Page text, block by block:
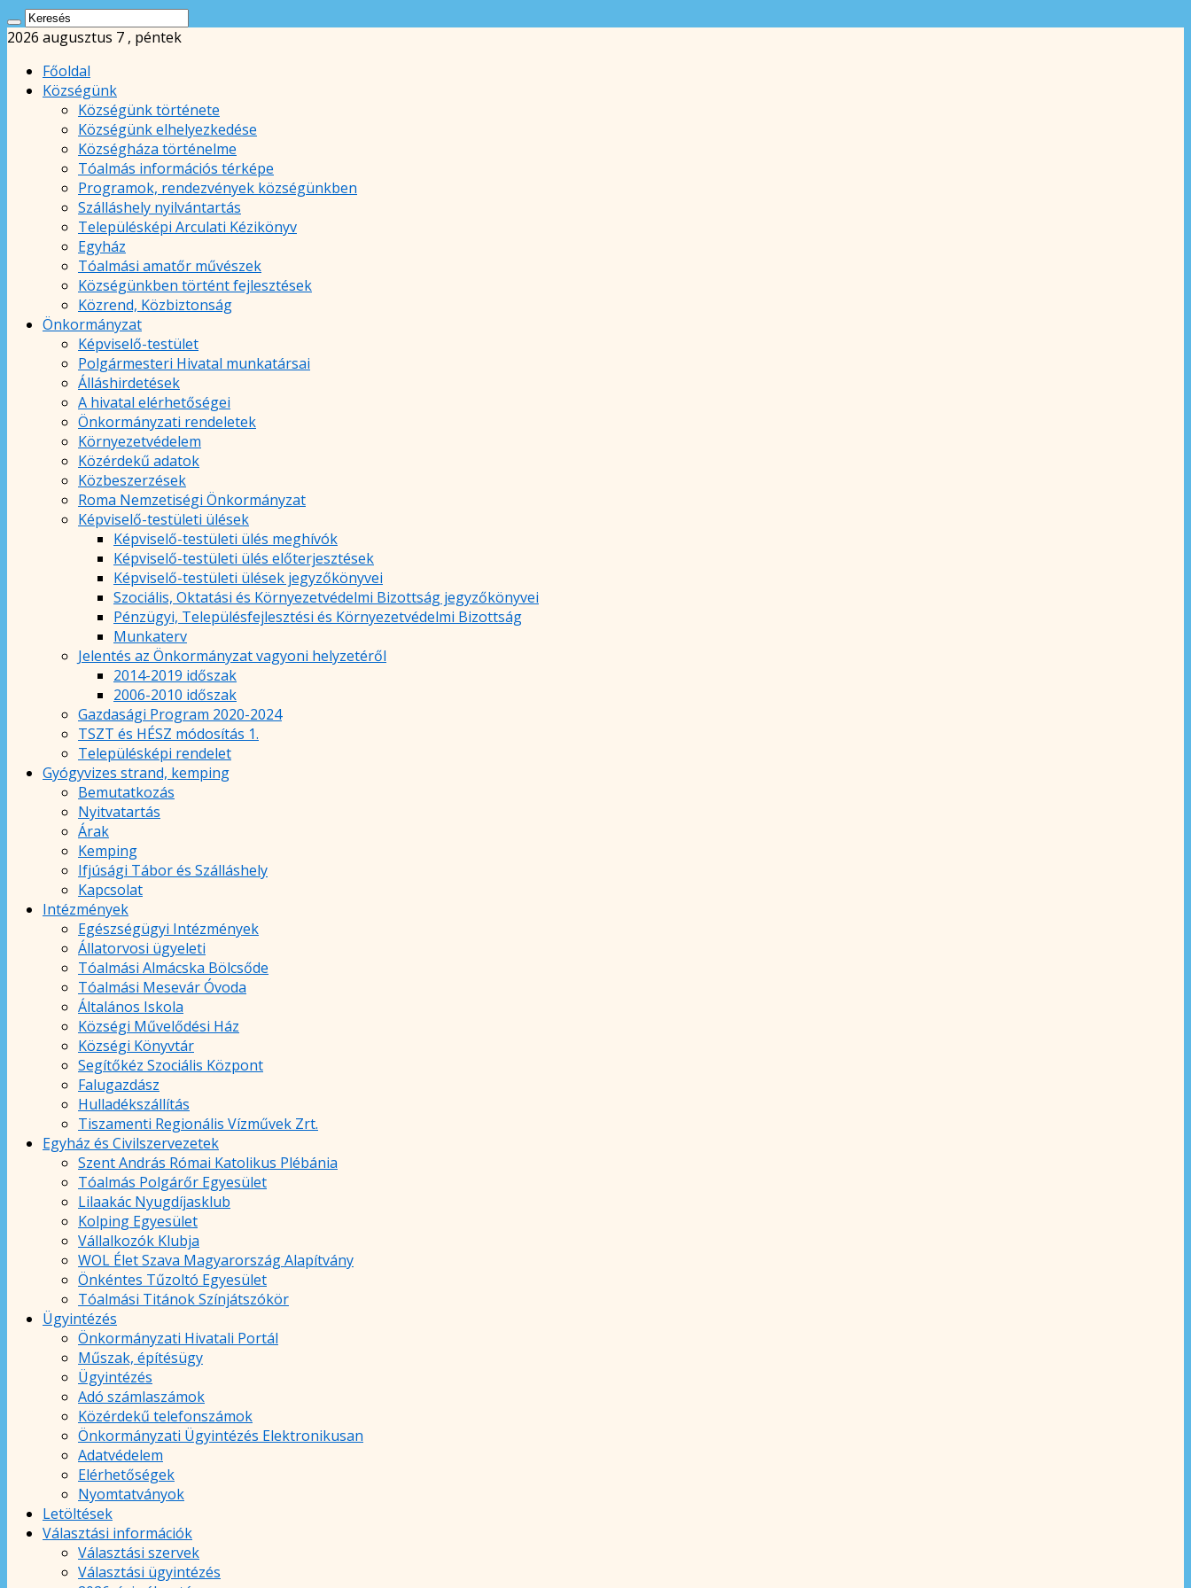
2026 augusztus 7 , péntek
Főoldal
Községünk
Községünk története
Községünk elhelyezkedése
Községháza történelme
Tóalmás információs térképe
Programok, rendezvények községünkben
Szálláshely nyilvántartás
Településképi Arculati Kézikönyv
Egyház
Tóalmási amatőr művészek
Községünkben történt fejlesztések
Közrend, Közbiztonság
Önkormányzat
Képviselő-testület
Polgármesteri Hivatal munkatársai
Álláshirdetések
A hivatal elérhetőségei
Önkormányzati rendeletek
Környezetvédelem
Közérdekű adatok
Közbeszerzések
Roma Nemzetiségi Önkormányzat
Képviselő-testületi ülések
Képviselő-testületi ülés meghívók
Képviselő-testületi ülés előterjesztések
Képviselő-testületi ülések jegyzőkönyvei
Szociális, Oktatási és Környezetvédelmi Bizottság jegyzőkönyvei
Pénzügyi, Településfejlesztési és Környezetvédelmi Bizottság
Munkaterv
Jelentés az Önkormányzat vagyoni helyzetéről
2014-2019 időszak
2006-2010 időszak
Gazdasági Program 2020-2024
TSZT és HÉSZ módosítás 1.
Településképi rendelet
Gyógyvizes strand, kemping
Bemutatkozás
Nyitvatartás
Árak
Kemping
Ifjúsági Tábor és Szálláshely
Kapcsolat
Intézmények
Egészségügyi Intézmények
Állatorvosi ügyeleti
Tóalmási Almácska Bölcsőde
Tóalmási Mesevár Óvoda
Általános Iskola
Községi Művelődési Ház
Községi Könyvtár
Segítőkéz Szociális Központ
Falugazdász
Hulladékszállítás
Tiszamenti Regionális Vízművek Zrt.
Egyház és Civilszervezetek
Szent András Római Katolikus Plébánia
Tóalmás Polgárőr Egyesület
Lilaakác Nyugdíjasklub
Kolping Egyesület
Vállalkozók Klubja
WOL Élet Szava Magyarország Alapítvány
Önkéntes Tűzoltó Egyesület
Tóalmási Titánok Színjátszókör
Ügyintézés
Önkormányzati Hivatali Portál
Műszak, építésügy
Ügyintézés
Adó számlaszámok
Közérdekű telefonszámok
Önkormányzati Ügyintézés Elektronikusan
Adatvédelem
Elérhetőségek
Nyomtatványok
Letöltések
Választási információk
Választási szervek
Választási ügyintézés